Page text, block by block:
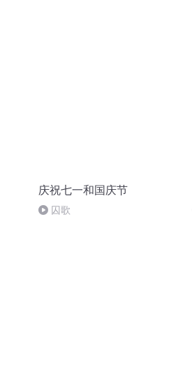
庆祝七一和国庆节
囚歌